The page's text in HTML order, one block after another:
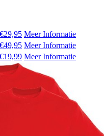
€29,95 Meer Informatie
€49,95 Meer Informatie
€19,99 Meer Informatie